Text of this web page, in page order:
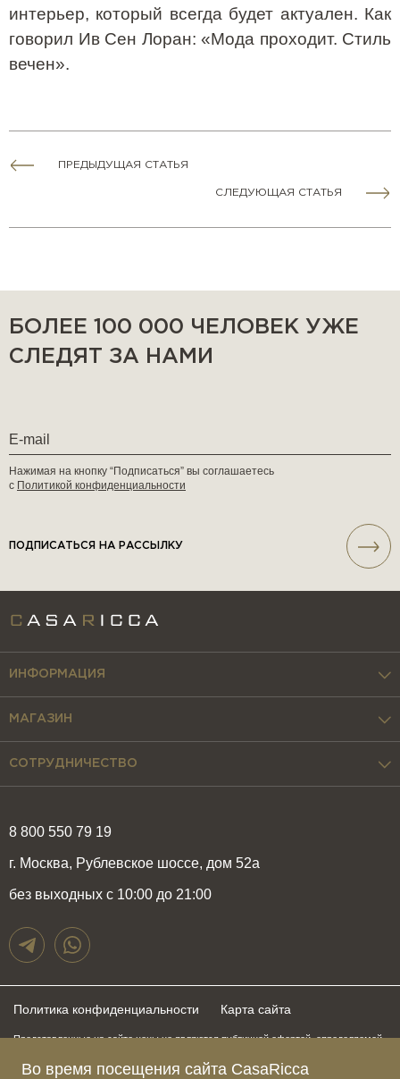
интерьер, который всегда будет актуален. Как
говорил Ив Сен Лоран: «Мода проходит. Стиль
вечен».
ПРЕДЫДУЩАЯ СТАТЬЯ
СЛЕДУЮЩАЯ СТАТЬЯ
Во время посещения сайта CasaRicca
БОЛЕЕ 100 000 ЧЕЛОВЕК УЖЕ
СЛЕДЯТ ЗА НАМИ
Нажимая на кнопку “Подписаться” вы соглашаетесь
с Политикой конфиденциальности
ПОДПИСАТЬСЯ НА РАССЫЛКУ
8 800 550 79 19
г. Москва, Рублевское шоссе, дом 52а
без выходных с 10:00 до 21:00
ИНФОРМАЦИЯ
МАГАЗИН
СОТРУДНИЧЕСТВО
Политика конфиденциальности Карта сайта
Представленные на сайте цены не являются публичной офертой, определяемой
быть изменены в любое время без предупреждения. Для получения актуальной и